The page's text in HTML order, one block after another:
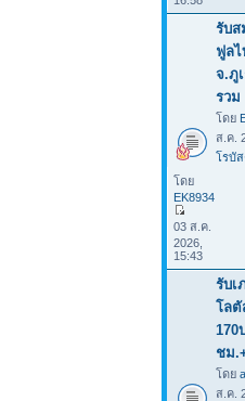
รับส
ฟูล
จ.ภู
รวม
โดย
ส.ค.
โรบั
โดย
EK8934
03 ส.ค.
2026,
15:43
รับเ
โลตั
170
ชม
โดย
ส.ค.